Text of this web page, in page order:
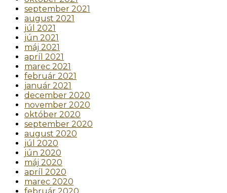
september 2021
august 2021
júl 2021
jún 2021
máj 2021
apríl 2021
marec 2021
február 2021
január 2021
december 2020
november 2020
október 2020
september 2020
august 2020
júl 2020
jún 2020
máj 2020
apríl 2020
marec 2020
február 2020